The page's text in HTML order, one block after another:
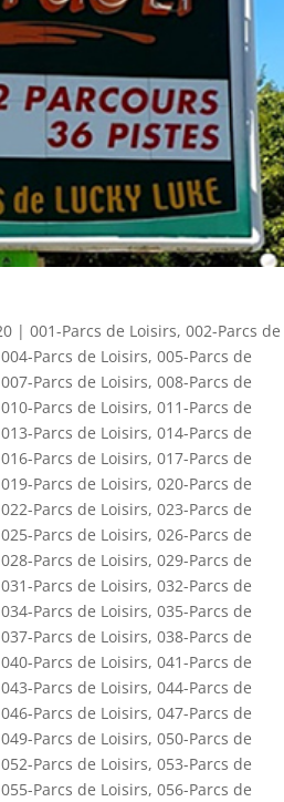
| 001-Parcs de Loisirs, 002-Parcs de
004-Parcs de Loisirs, 005-Parcs de
007-Parcs de Loisirs, 008-Parcs de
010-Parcs de Loisirs, 011-Parcs de
013-Parcs de Loisirs, 014-Parcs de
016-Parcs de Loisirs, 017-Parcs de
019-Parcs de Loisirs, 020-Parcs de
022-Parcs de Loisirs, 023-Parcs de
025-Parcs de Loisirs, 026-Parcs de
028-Parcs de Loisirs, 029-Parcs de
031-Parcs de Loisirs, 032-Parcs de
034-Parcs de Loisirs, 035-Parcs de
037-Parcs de Loisirs, 038-Parcs de
040-Parcs de Loisirs, 041-Parcs de
043-Parcs de Loisirs, 044-Parcs de
046-Parcs de Loisirs, 047-Parcs de
049-Parcs de Loisirs, 050-Parcs de
052-Parcs de Loisirs, 053-Parcs de
055-Parcs de Loisirs, 056-Parcs de